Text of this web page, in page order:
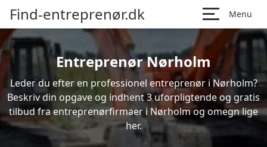
Find-entreprenør.dk Menu
Entreprenør Nørholm
Leder du efter en professionel entreprenør i Nørholm?
Beskriv din opgave og indhent 3 uforpligtende og gratis
tilbud fra entreprenørfirmaer i Nørholm og omegn lige
her.